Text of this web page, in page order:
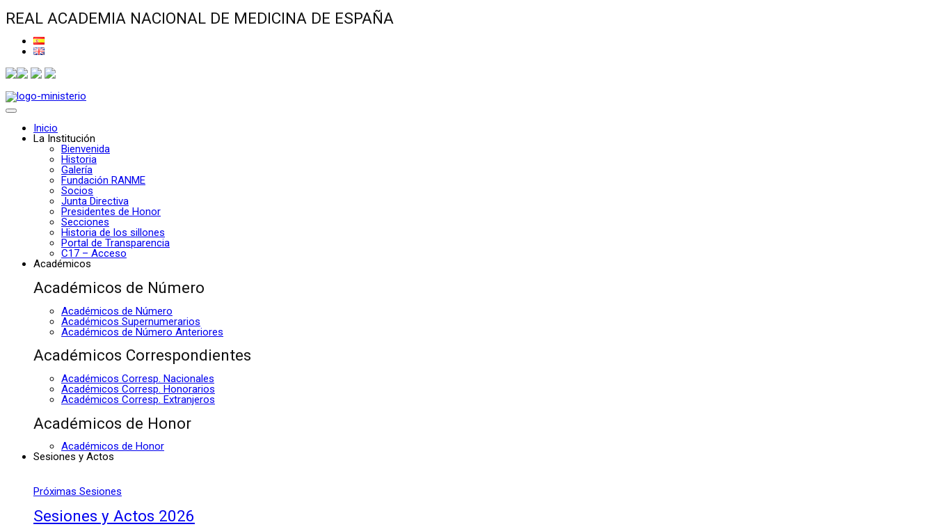
REAL ACADEMIA NACIONAL DE MEDICINA DE ESPAÑA
Inicio
La Institución
Bienvenida
Historia
Galería
Fundación RANME
Socios
Junta Directiva
Presidentes de Honor
Secciones
Historia de los sillones
Portal de Transparencia
C17 – Acceso
Académicos
Académicos de Número
Académicos de Número
Académicos Supernumerarios
Académicos de Número Anteriores
Académicos Correspondientes
Académicos Corresp. Nacionales
Académicos Corresp. Honorarios
Académicos Corresp. Extranjeros
Académicos de Honor
Académicos de Honor
Sesiones y Actos
Próximas Sesiones
Sesiones y Actos 2026